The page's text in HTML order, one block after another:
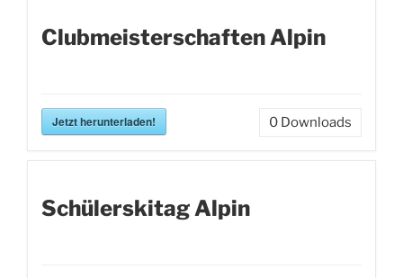
Clubmeisterschaften Alpin
Jetzt herunterladen! 0 Downloads
Schülerskitag Alpin